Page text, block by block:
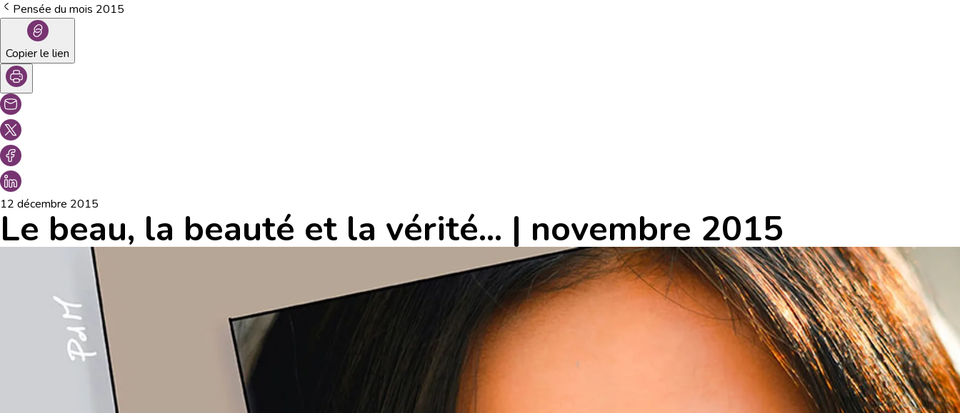
Pensée du mois 2015
Copier le lien
12 décembre 2015
Le beau, la beauté et la vérité... | novembre 2015